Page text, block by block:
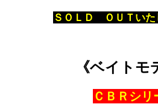
ＳＯＬＤ ＯＵＴいた
《ベイトモ
ＣＢＲシリ